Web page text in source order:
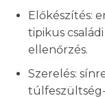
Előkészítés:
tipikus
ellenőrzés.
Szerelés:
túlfeszültség-